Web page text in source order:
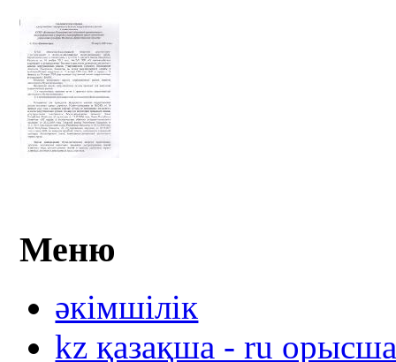
Меню
әкімшілік
kz қазақша - ru